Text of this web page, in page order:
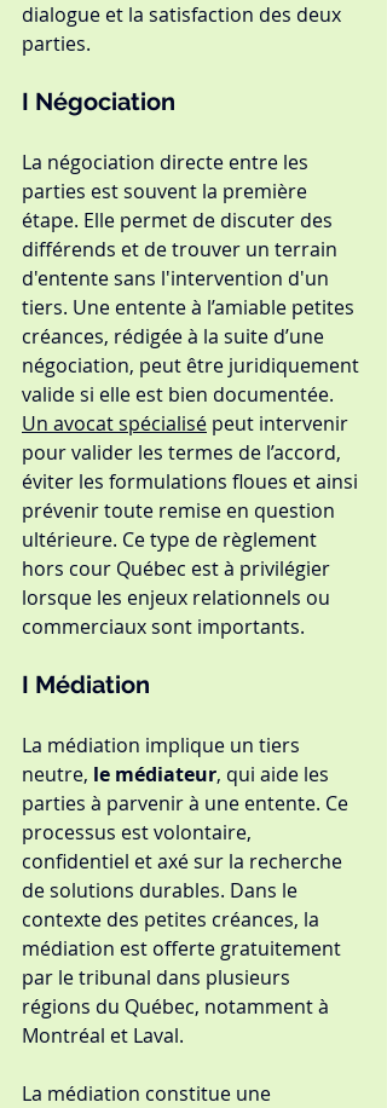
dialogue et la satisfaction des deux
parties.
I Négociation
La négociation directe entre les
parties est souvent la première
étape. Elle permet de discuter des
différends et de trouver un terrain
d'entente sans l'intervention d'un
tiers. Une entente à l’amiable petites
créances, rédigée à la suite d’une
négociation, peut être juridiquement
valide si elle est bien documentée.
Un avocat spécialisé peut intervenir
pour valider les termes de l’accord,
éviter les formulations floues et ainsi
prévenir toute remise en question
ultérieure. Ce type de règlement
hors cour Québec est à privilégier
lorsque les enjeux relationnels ou
commerciaux sont importants.
I Médiation
La médiation implique un tiers
neutre, le médiateur, qui aide les
parties à parvenir à une entente. Ce
processus est volontaire,
confidentiel et axé sur la recherche
de solutions durables. Dans le
contexte des petites créances, la
médiation est offerte gratuitement
par le tribunal dans plusieurs
régions du Québec, notamment à
Montréal et Laval.
La médiation constitue une